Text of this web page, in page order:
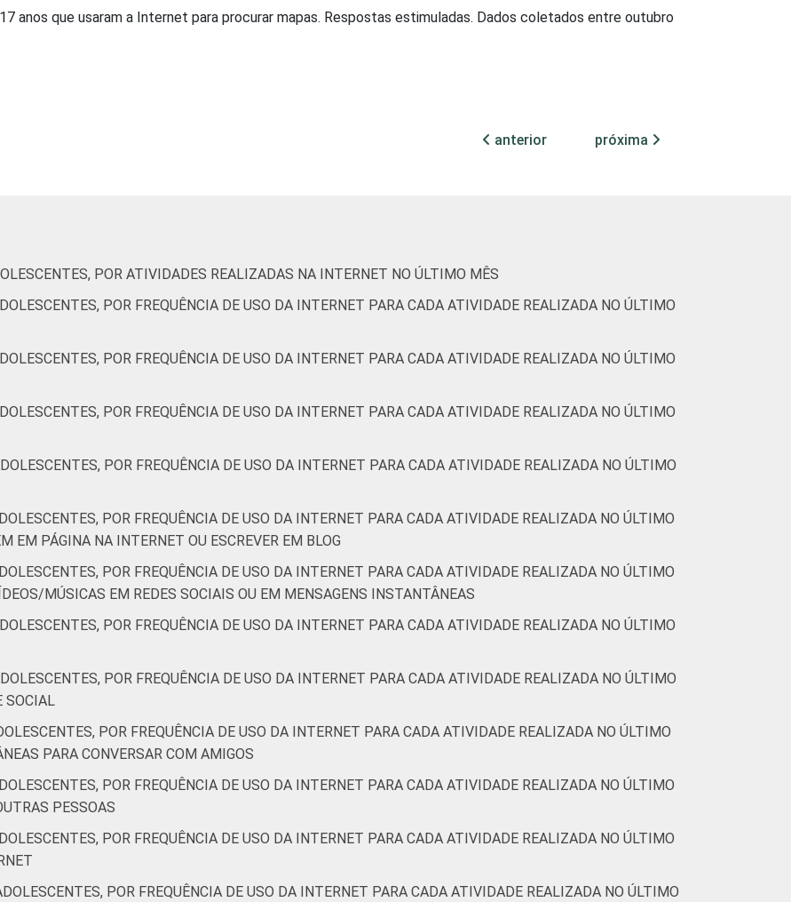
anos que usaram a Internet para procurar mapas. Respostas estimuladas. Dados coletados entre outubro
anterior próxima
POR ATIVIDADES REALIZADAS NA INTERNET NO ÚLTIMO MÊS
POR FREQUÊNCIA DE USO DA INTERNET PARA CADA ATIVIDADE REALIZADA NO ÚLTIMO
POR FREQUÊNCIA DE USO DA INTERNET PARA CADA ATIVIDADE REALIZADA NO ÚLTIMO
POR FREQUÊNCIA DE USO DA INTERNET PARA CADA ATIVIDADE REALIZADA NO ÚLTIMO
POR FREQUÊNCIA DE USO DA INTERNET PARA CADA ATIVIDADE REALIZADA NO ÚLTIMO
POR FREQUÊNCIA DE USO DA INTERNET PARA CADA ATIVIDADE REALIZADA NO ÚLTIMO
EM PÁGINA NA INTERNET OU ESCREVER EM BLOG
POR FREQUÊNCIA DE USO DA INTERNET PARA CADA ATIVIDADE REALIZADA NO ÚLTIMO
MÚSICAS EM REDES SOCIAIS OU EM MENSAGENS INSTANTÂNEAS
POR FREQUÊNCIA DE USO DA INTERNET PARA CADA ATIVIDADE REALIZADA NO ÚLTIMO
POR FREQUÊNCIA DE USO DA INTERNET PARA CADA ATIVIDADE REALIZADA NO ÚLTIMO
SOCIAL
POR FREQUÊNCIA DE USO DA INTERNET PARA CADA ATIVIDADE REALIZADA NO ÚLTIMO
PARA CONVERSAR COM AMIGOS
POR FREQUÊNCIA DE USO DA INTERNET PARA CADA ATIVIDADE REALIZADA NO ÚLTIMO
PESSOAS
POR FREQUÊNCIA DE USO DA INTERNET PARA CADA ATIVIDADE REALIZADA NO ÚLTIMO
POR FREQUÊNCIA DE USO DA INTERNET PARA CADA ATIVIDADE REALIZADA NO ÚLTIMO